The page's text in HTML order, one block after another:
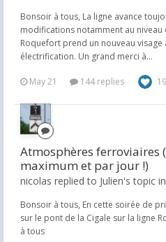
Bonsoir à tous, La ligne avance
modifications notamment au niveau
Roquefort prend un nouveau visage
électrification. Un grand merci à...
May 21 144 replies 19
Atmosphères ferroviaires
maximum et par jour !)
nicolas replied to Julien's topic in
Bonsoir à tous, En cette soirée de
sur le pont de la Cigale sur la ligne
à tous